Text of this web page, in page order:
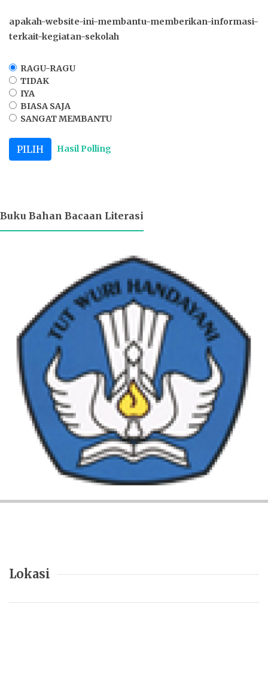
apakah-website-ini-membantu-memberikan-informasi-
terkait-kegiatan-sekolah
RAGU-RAGU
TIDAK
IYA
BIASA SAJA
SANGAT MEMBANTU
Hasil Polling
Buku Bahan Bacaan Literasi
Lokasi